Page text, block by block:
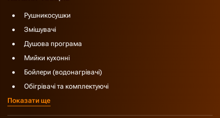
Рушникосушки
Змішувачі
Душова програма
Мийки кухонні
Бойлери (водонагрівачі)
Обігрівачі та комплектуючі
Показати ще